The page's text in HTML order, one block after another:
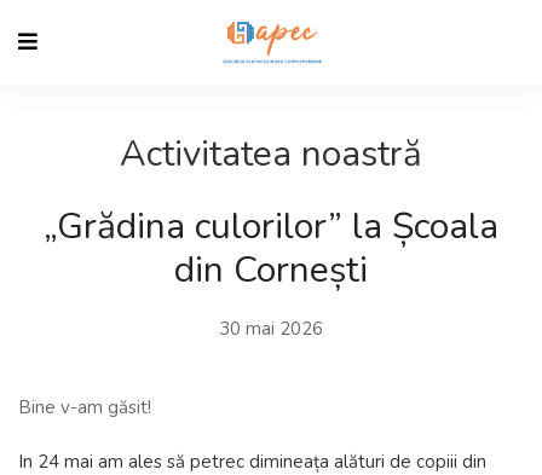
Activitatea noastră
„Grădina culorilor” la Școala
din Cornești
30 mai 2026
Bine v-am găsit!
In 24 mai am ales să petrec dimineața alături de copiii din